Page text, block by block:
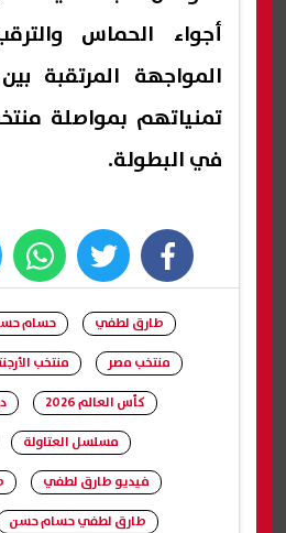
أجواء الحماس
المواجهة المرتقبة
تمنياتهم بمواصلة
في البطولة.
facebook
twitter
طارق لطفي حسام
منتخب مصر
منتخب
كأس العالم 2026
مسلسل العتاولة
فيديو طارق لطفي
طارق لطفي حسام حسن